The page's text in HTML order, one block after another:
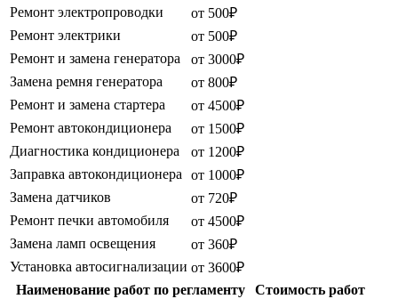
Ремонт электропроводки
от 500₽
Ремонт электрики
от 500₽
Ремонт и замена генератора
от 3000₽
Замена ремня генератора
от 800₽
Ремонт и замена стартера
от 4500₽
Ремонт автокондиционера
от 1500₽
Диагностика кондиционера
от 1200₽
Заправка автокондиционера
от 1000₽
Замена датчиков
от 720₽
Ремонт печки автомобиля
от 4500₽
Замена ламп освещения
от 360₽
Установка автосигнализации от 3600₽
Наименование работ по регламенту
Стоимость работ